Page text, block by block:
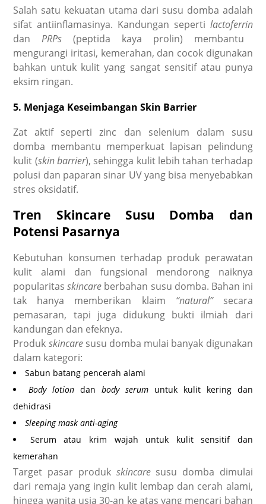
Salah satu kekuatan utama dari susu domba adalah
sifat antiinflamasinya. Kandungan seperti lactoferrin
danPRPs (peptida kaya prolin) membantu
mengurangi iritasi, kemerahan, dan cocok digunakan
bahkan untuk kulit yang sangat sensitif atau punya
eksim ringan.
5. Menjaga Keseimbangan Skin Barrier
Zat aktif seperti zinc dan selenium dalam susu
domba membantu memperkuat lapisan pelindung
kulit (skin barrier), sehingga kulit lebih tahan terhadap
polusi dan paparan sinar UV yang bisa menyebabkan
stres oksidatif.
Tren Skincare Susu Domba dan
Potensi Pasarnya
Kebutuhan konsumen terhadap produk perawatan
kulit alami dan fungsional mendorong naiknya
popularitasskincare berbahan susu domba. Bahan ini
tak hanya memberikan klaim “natural”secara
pemasaran, tapi juga didukung bukti ilmiah dari
kandungan dan efeknya.
Produk skincare susu domba mulai banyak digunakan
dalam kategori:
Sabun batang pencerah alami
Body lotion danbody serumuntuk kulit kering dan
dehidrasi
Sleeping mask anti-aging
Serum atau krim wajah untuk kulit sensitif dan
kemerahan
Target pasar produkskincare susu domba dimulai
dari remaja yang ingin kulit lembap dan cerah alami,
hingga wanita usia 30-an ke atas yang mencari bahan